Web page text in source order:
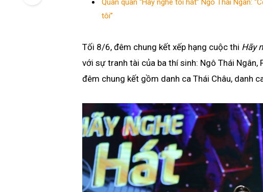
Quán quân “Hãy nghe tôi hát” Ngô Thái Ngân:
tôi”
Tối 8/6, đêm chung kết xếp hạng cuộc thi Hãy
với sự tranh tài của ba thí sinh: Ngô Thái Ngân,
đêm chung kết gồm danh ca Thái Châu, danh